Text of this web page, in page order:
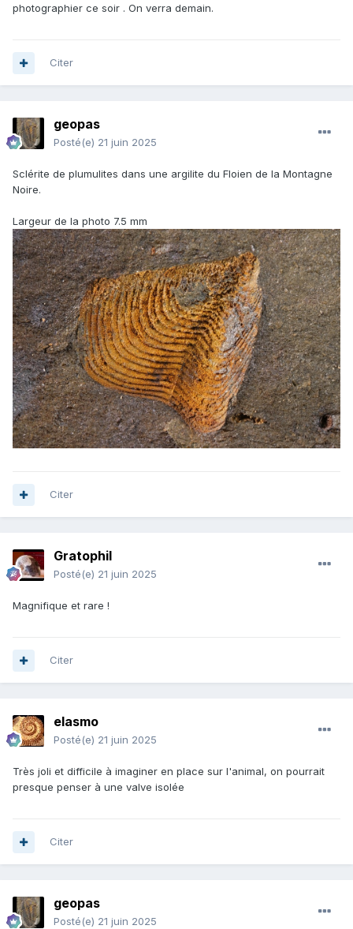
photographier ce soir . On verra demain.
Citer
geopas
Posté(e) 21 juin 2025
Sclérite de plumulites dans une argilite du Floien de la Montagne
Noire.
Largeur de la photo 7.5 mm
Citer
Gratophil
Posté(e) 21 juin 2025
Magnifique et rare !
Citer
elasmo
Posté(e) 21 juin 2025
Très joli et difficile à imaginer en place sur l'animal, on pourrait
presque penser à une valve isolée
Citer
geopas
Posté(e) 21 juin 2025